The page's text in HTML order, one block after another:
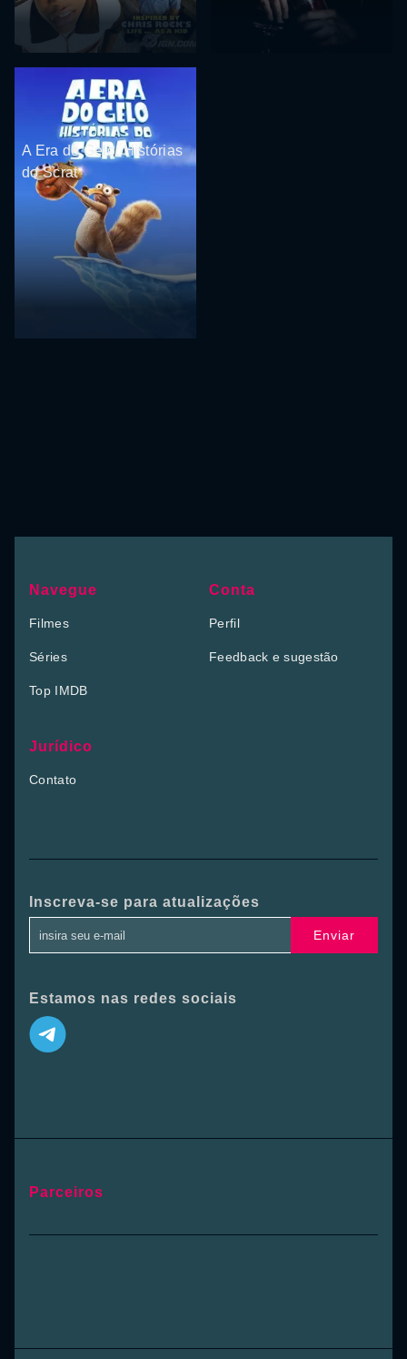
A Era do Gelo: Histórias
do Scrat
Navegue
Filmes
Séries
Top IMDB
Conta
Perfil
Feedback e sugestão
Jurídico
Contato
Inscreva-se para atualizações
Enviar
Estamos nas redes sociais
Parceiros